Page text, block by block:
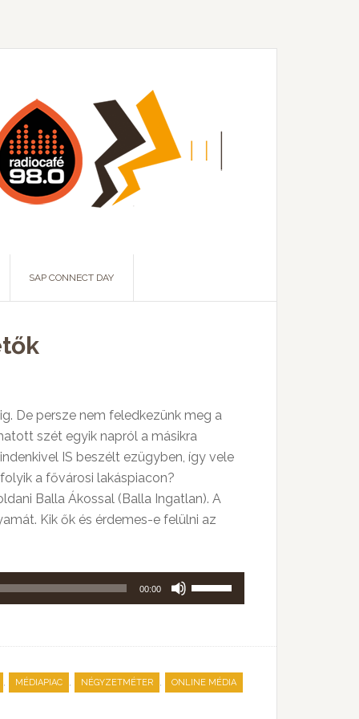
SAP CONNECT DAY
De persze nem feledkezünk meg a
szét egyik napról a másikra
IS beszélt ezügyben, így vele
a fővárosi lakáspiacon?
Balla Ákossal (Balla Ingatlan). A
Kik ők és érdemes-e felülni az
00:00
hangerő
illetőleg
a
, MÉDIAPIAC , NÉGYZETMÉTER , ONLINE MÉDIA